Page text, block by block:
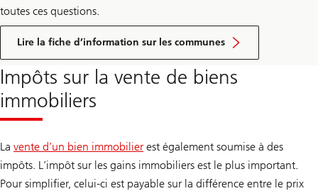
e
p
u
s
e
p
u
e
u
s
toutes ces questions.
Lire la fiche d’information sur les communes
Cliquez
ici
au
guide
Impôts sur la vente de biens
immobiliers
La vente d’un bien immobilier est également soumise à des
impôts. L’impôt sur les gains immobiliers est le plus important.
Pour simplifier, celui-ci est payable sur la différence entre le prix